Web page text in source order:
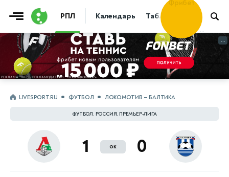
РПЛ Календарь Таблица Прогнозы
...
...
LIVESPORT.RU ФУТБОЛ ЛОКОМОТИВ — БАЛТИКА
ФУТБОЛ. РОССИЯ. ПРЕМЬЕР-ЛИГА
1 ок 0